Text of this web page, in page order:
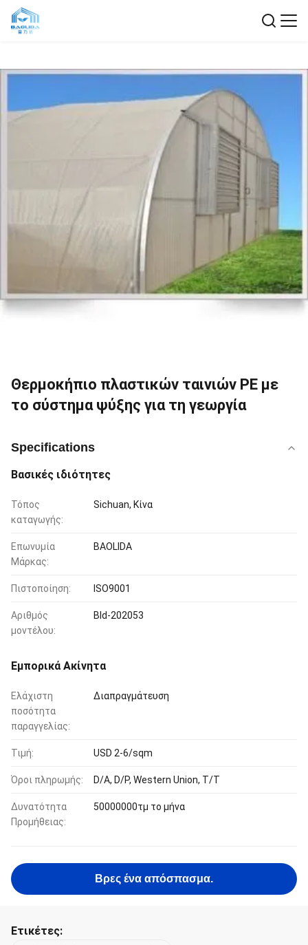
Θερμοκήπιο πλαστικών ταινιών PE με
το σύστημα ψύξης για τη γεωργία
Specifications
Βασικές ιδιότητες
Τόπος
καταγωγής:
Sichuan, Κίνα
Επωνυμία
Μάρκας:
BAOLIDA
Πιστοποίηση: ISO9001
Αριθμός
μοντέλου:
Bld-202053
Εμπορικά Ακίνητα
Ελάχιστη
ποσότητα
παραγγελίας:
Διαπραγμάτευση
Τιμή: USD 2-6/sqm
Όροι πληρωμής: D/A, D/P, Western Union, T/T
Δυνατότητα
Προμήθειας:
50000000τμ το μήνα
Βρες ένα απόσπασμα.
Ετικέτες: